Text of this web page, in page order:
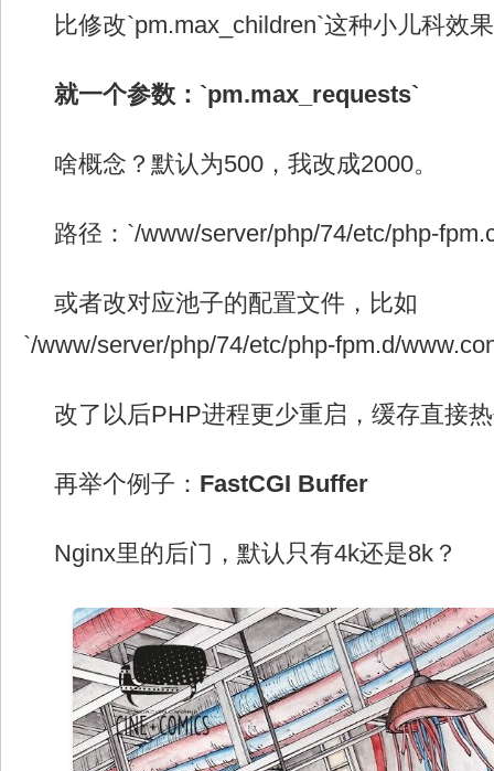
比修改`pm.max_children`这种小儿科效
就一个参数：`pm.max_requests`
啥概念？默认为500，我改成2000。
路径：`/www/server/php/74/etc/php-
或者改对应池子的配置文件，比如
`/www/server/php/74/etc/php-fpm.d/
改了以后PHP进程更少重启，缓存直接
再举个例子： FastCGI Buffer
Nginx里的后门，默认只有4k还是8k？